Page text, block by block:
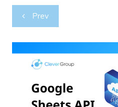
Post
navigation
Prev